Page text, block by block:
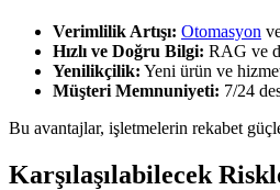
Verimlilik Artışı: Otomasyon
Hızlı ve Doğru Bilgi: RAG ve
Yenilikçilik: Yeni ürün ve
Müşteri Memnuniyeti: 7/24
Bu avantajlar, işletmelerin rekabet
Karşılaşılabilecek